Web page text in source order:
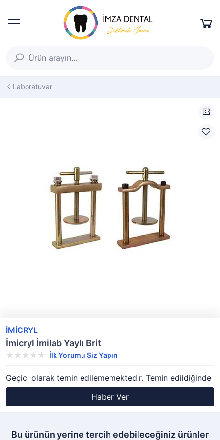
Laboratuvar
İMİCRYL
İmicryl İmilab Yaylı Brit
İlk Yorumu Siz Yapın
Geçici olarak temin edilememektedir. Temin edildiğinde
Haber Ver
Bu ürünün yerine tercih edebileceğiniz ürünler